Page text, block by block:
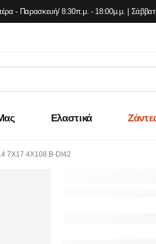
- Παρασκευή/ 8:30π.μ. - 18:00μ.μ. |
Ελαστικά
7X17 4X108 B-DI42